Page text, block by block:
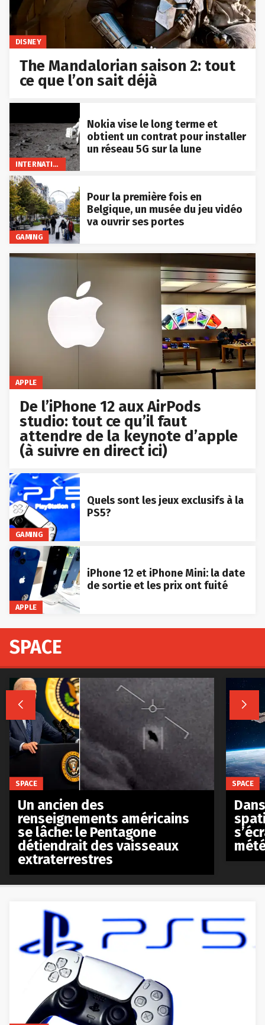
DISNEY
The Mandalorian saison 2: tout
ce que l’on sait déjà
INTERNATIONAL
Nokia vise le long terme et
obtient un contrat pour installer
un réseau 5G sur la lune
GAMING
Pour la première fois en
Belgique, un musée du jeu vidéo
va ouvrir ses portes
APPLE
De l’iPhone 12 aux AirPods
studio: tout ce qu’il faut
attendre de la keynote d’apple
(à suivre en direct ici)
GAMING
Quels sont les jeux exclusifs à la
PS5?
APPLE
iPhone 12 et iPhone Mini: la date
de sortie et les prix ont fuité
SPACE
 
SPACE
Un ancien des
renseignements américains
se lâche: le Pentagone
détiendrait des vaisseaux
extraterrestres
SPACE